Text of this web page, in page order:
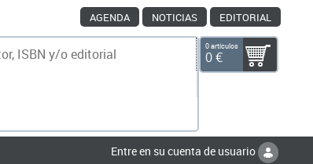
AGENDA NOTICIAS EDITORIAL
0 artículos
0 €
Entre en su cuenta de usuario